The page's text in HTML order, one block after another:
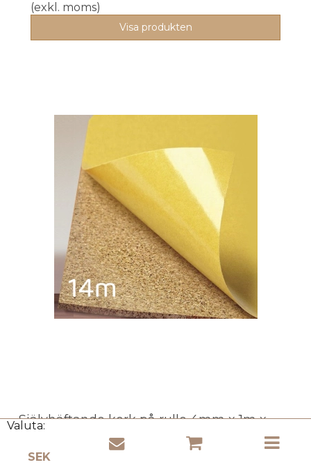
Valuta:
(exkl. moms)
Visa produkten
Självhäftande kork på rulle 4mm x 1m x
Cork Ministry